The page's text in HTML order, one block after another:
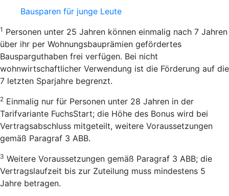
Bausparen für junge Leute
1 Personen unter 25 Jahren können einmalig nach 7 Jahren
über ihr per Wohnungsbauprämien gefördertes
Bausparguthaben frei verfügen. Bei nicht
wohnwirtschaftlicher Verwendung ist die Förderung auf die
7 letzten Sparjahre begrenzt.
2 Einmalig nur für Personen unter 28 Jahren in der
Tarifvariante FuchsStart; die Höhe des Bonus wird bei
Vertragsabschluss mitgeteilt, weitere Voraussetzungen
gemäß Paragraf 3 ABB.
3 Weitere Voraussetzungen gemäß Paragraf 3 ABB; die
Vertragslaufzeit bis zur Zuteilung muss mindestens 5
Jahre betragen.